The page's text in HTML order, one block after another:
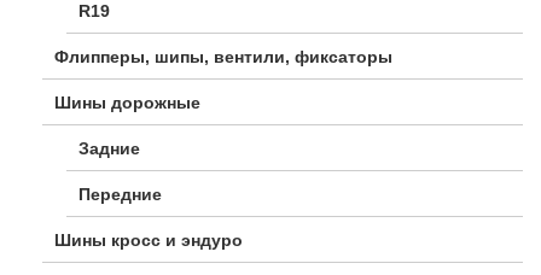
R19
Флипперы, шипы, вентили, фиксаторы
Шины дорожные
Задние
Передние
Шины кросс и эндуро